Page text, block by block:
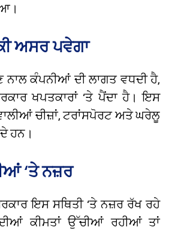
ਅਸਰ ਪਵੇਗਾ
ਕੰਪਨੀਆਂ ਦੀ ਲਾਗਤ ਵਧਦੀ ਹੈ,
ਖਪਤਕਾਰਾਂ ‘ਤੇ ਪੈਂਦਾ ਹੈ। ਇਸ
ਚੀਜ਼ਾਂ, ਟਰਾਂਸਪੋਰਟ ਅਤੇ ਘਰੇਲੂ
ਹਨ।
‘ਤੇ ਨਜ਼ਰ
ਇਸ ਸਥਿਤੀ ‘ਤੇ ਨਜ਼ਰ ਰੱਖ ਰਹੇ
ਕੀਮਤਾਂ ਉੱਚੀਆਂ ਰਹੀਆਂ ਤਾਂ